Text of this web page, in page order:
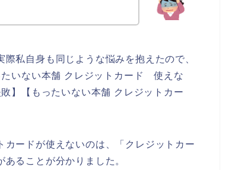
私自身も同じような悩みを抱えたので、
たいない本舗 クレジットカード 使えな
】【もったいない本舗 クレジットカー
ードが使えないのは、「クレジットカー
ることが分かりました。